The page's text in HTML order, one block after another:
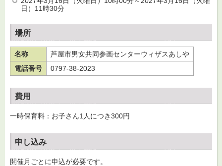
日）11時30分
場所
名称
芦屋市男女共同参画センターウィザスあしや
電話番号
0797-38-2023
費用
一時保育料：お子さん1人につき300円
申し込み
開催月ごとに申込が必要です。